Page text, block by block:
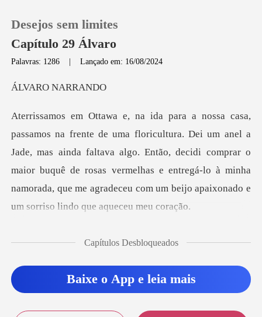
Loja
Histórico
Sair
Desejos sem limites
Capítulo 29 Álvaro
Palavras: 1286 |Lançado em: 16/08/2024
O NAR
l a
Jade, mas ainda faltava algo. Então, decidi comprar o
maior buquê de rosas vermelhas e entregá-lo
Capítulos Desbloqueados
Baixe o App e leia mais